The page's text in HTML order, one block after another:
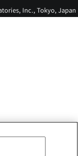
Inc., Tokyo, Japan